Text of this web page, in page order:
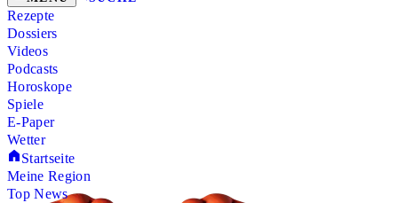
Rezepte
Dossiers
Videos
Podcasts
Horoskope
Spiele
E-Paper
Wetter
Startseite
Meine Region
Top News